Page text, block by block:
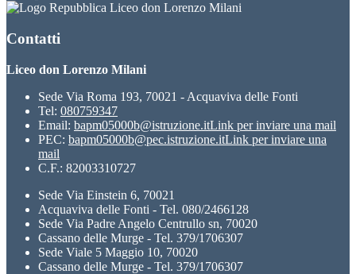
Liceo don Lorenzo Milani
Contatti
Liceo don Lorenzo Milani
Sede Via Roma 193, 70021 - Acquaviva delle Fonti
Tel: 080759347
Email: bapm05000b@istruzione.itLink per inviare una mail
PEC: bapm05000b@pec.istruzione.itLink per inviare una
mail
C.F.: 82003310727
Sede Via Einstein 6, 70021
Acquaviva delle Fonti - Tel. 080/2466128
Sede Via Padre Angelo Centrullo sn, 70020
Cassano delle Murge - Tel. 379/1706307
Sede Viale 5 Maggio 10, 70020
Cassano delle Murge - Tel. 379/1706307